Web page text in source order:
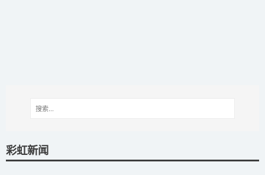
彩虹新闻